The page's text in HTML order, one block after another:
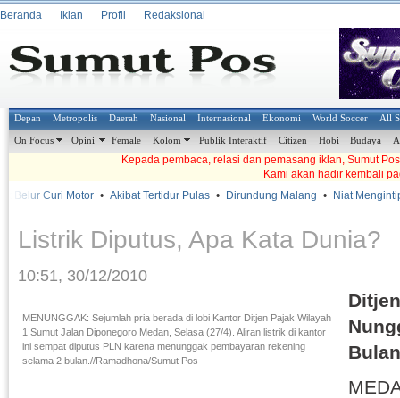
Beranda Iklan Profil Redaksional
Depan Metropolis Daerah Nasional Internasional Ekonomi World Soccer All
On Focus Opini Female Kolom Publik Interaktif Citizen Hobi Budaya
Kepada pembaca, relasi dan pemasang iklan, Sumut
Kami akan hadir kembali
Belur Curi Motor • Akibat Tertidur Pulas • Dirundung Malang • Niat Mengintip,
Listrik Diputus, Apa Kata Dunia?
10:51, 30/12/2010
MENUNGGAK: Sejumlah pria berada di lobi Kantor Ditjen Pajak Wilayah
1 Sumut Jalan Diponegoro Medan, Selasa (27/4). Aliran listrik di kantor
ini sempat diputus PLN karena menunggak pembayaran rekening
selama 2 bulan.//Ramadhona/Sumut Pos
Bulan